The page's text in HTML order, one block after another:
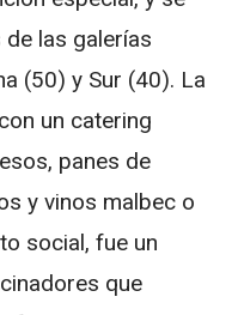
las galerías
(50) y Sur (40). La
un catering
panes de
y vinos malbec o
social, fue un
que